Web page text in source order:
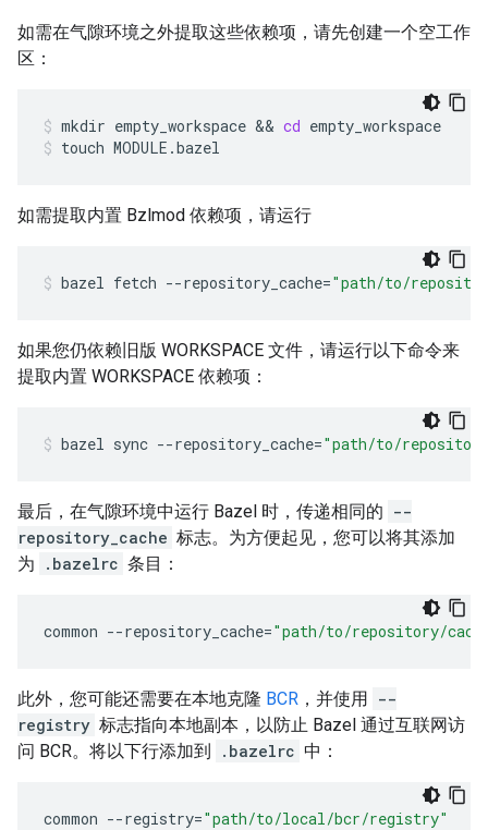
如需在气隙环境之外提取这些依赖项，请先创建一个空工作
区：
mkdir empty_workspace && cd empty_workspace
touch MODULE.bazel
如需提取内置 Bzlmod 依赖项，请运行
bazel fetch --repository_cache="path/to/
如果您仍依赖旧版 WORKSPACE 文件，请运行以下命令来
提取内置 WORKSPACE 依赖项：
bazel sync --repository_cache="path/to/
最后，在气隙环境中运行 Bazel 时，传递相同的 --
repository_cache 标志。为方便起见，您可以将其添加
为
.bazelrc 条目：
common --repository_cache="path/to/repository/
此外，您可能还需要在本地克隆 BCR ，并使用 --
registry 标志指向本地副本，以防止 Bazel 通过互联网访
问 BCR。将以下行添加到
.bazelrc 中：
common --registry="path/to/local/bcr/registry"